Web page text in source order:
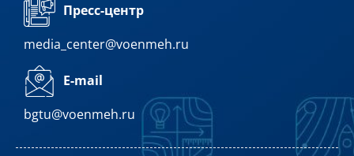
Пресс-центр
media_center@voenmeh.ru
E-mail
bgtu@voenmeh.ru